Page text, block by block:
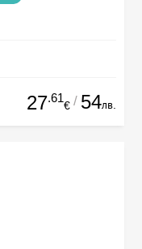
27.61
€ / 54лв.